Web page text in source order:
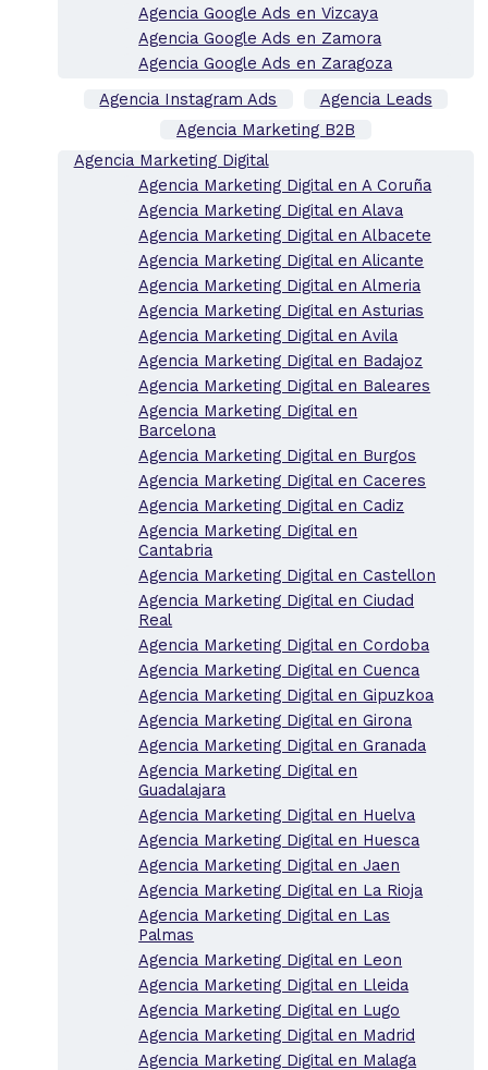
Agencia Google Ads en Vizcaya
Agencia Google Ads en Zamora
Agencia Google Ads en Zaragoza
Agencia Instagram Ads
Agencia Leads
Agencia Marketing B2B
Agencia Marketing Digital
Agencia Marketing Digital en A Coruña
Agencia Marketing Digital en Alava
Agencia Marketing Digital en Albacete
Agencia Marketing Digital en Alicante
Agencia Marketing Digital en Almeria
Agencia Marketing Digital en Asturias
Agencia Marketing Digital en Avila
Agencia Marketing Digital en Badajoz
Agencia Marketing Digital en Baleares
Agencia Marketing Digital en
Barcelona
Agencia Marketing Digital en Burgos
Agencia Marketing Digital en Caceres
Agencia Marketing Digital en Cadiz
Agencia Marketing Digital en
Cantabria
Agencia Marketing Digital en Castellon
Agencia Marketing Digital en Ciudad
Real
Agencia Marketing Digital en Cordoba
Agencia Marketing Digital en Cuenca
Agencia Marketing Digital en Gipuzkoa
Agencia Marketing Digital en Girona
Agencia Marketing Digital en Granada
Agencia Marketing Digital en
Guadalajara
Agencia Marketing Digital en Huelva
Agencia Marketing Digital en Huesca
Agencia Marketing Digital en Jaen
Agencia Marketing Digital en La Rioja
Agencia Marketing Digital en Las
Palmas
Agencia Marketing Digital en Leon
Agencia Marketing Digital en Lleida
Agencia Marketing Digital en Lugo
Agencia Marketing Digital en Madrid
Agencia Marketing Digital en Malaga